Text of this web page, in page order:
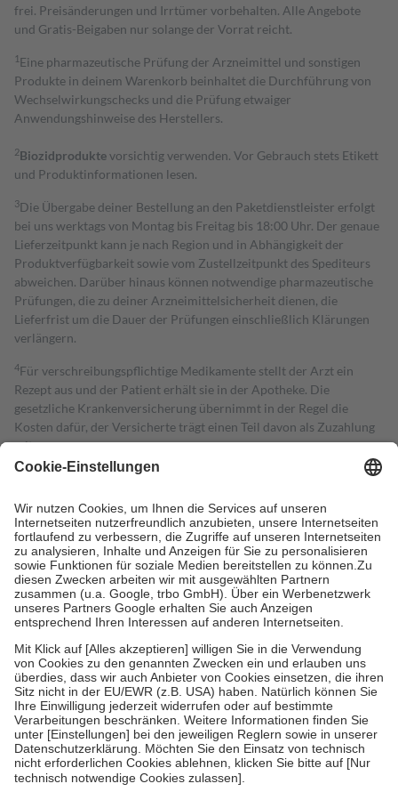
frei. Preisänderungen und Irrtümer vorbehalten. Alle Angebote
und Gratis-Beigaben nur solange der Vorrat reicht.
1 Eine pharmazeutische Prüfung der Arzneimittel und sonstigen
Produkte in deinem Warenkorb beinhaltet die Durchführung von
Wechselwirkungschecks und die Prüfung etwaiger
Anwendungshinweise des Herstellers.
2Biozidproduktevorsichtig verwenden. Vor Gebrauch stets Etikett
und Produktinformationen lesen.
3Die Übergabe deiner Bestellung an den Paketdienstleister erfolgt
bei uns werktags von Montag bis Freitag bis 18:00 Uhr. Der genaue
Lieferzeitpunkt kann je nach Region und in Abhängigkeit der
Produktverfügbarkeit sowie vom Zustellzeitpunkt des Spediteurs
abweichen. Darüber hinaus können notwendige pharmazeutische
Prüfungen, die zu deiner Arzneimittelsicherheit dienen, die
Lieferfrist um die Dauer der Prüfungen einschließlich Klärungen
verlängern.
4Für verschreibungspflichtige Medikamente stellt der Arzt ein
Rezept aus und der Patient erhält sie in der Apotheke. Die
gesetzliche Krankenversicherung übernimmt in der Regel die
Kosten dafür, der Versicherte trägt einen Teil davon als Zuzahlung
mit.
Grundsätzlich leisten Mitglieder Zuzahlungen in Höhe von zehn
höchstens zehn Euro.
Es sind jedoch nie mehr als die tatsächlichen
Kosten der Leistung zu entrichten.
Diese Regeln gelten grundsätzlich auch für Online-Apotheken.
Bei Heilmitteln und häuslicher Krankenpflege beträgt die
Zuzahlung zehn Prozent der Kosten sowie zehn Euro je
Verordnung.
Um das Engagement der Versicherten für ihre eigene Gesundheit zu
stärken und die besondere Stellung der Familie zu unterstützen,
fallenkeine Zuzahlungenan bei:
• Kindern und Jugendlichen bis zum vollendeten 18. Lebensjahr
mit Ausnahme der Fahrkosten
• Untersuchungen zur Vorsorge und Früherkennung, die von der
GKV getragen werden
• empfohlenen Schutzimpfungen
• Harn- und Blutteststreifen